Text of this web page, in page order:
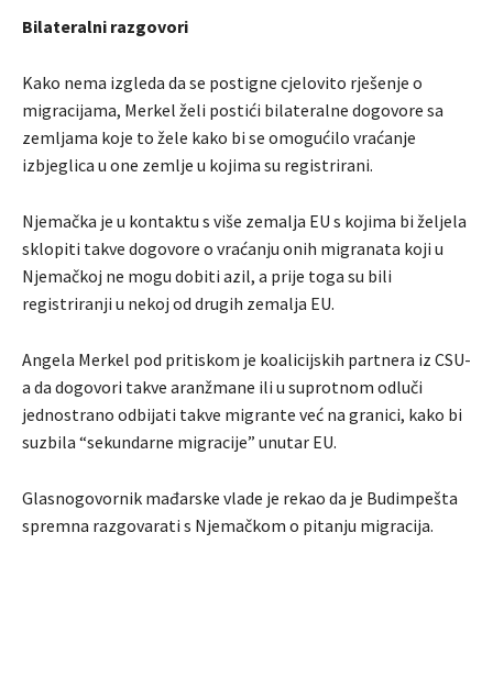
Bilateralni razgovori
Kako nema izgleda da se postigne cjelovito rješenje o
migracijama, Merkel želi postići bilateralne dogovore sa
zemljama koje to žele kako bi se omogućilo vraćanje
izbjeglica u one zemlje u kojima su registrirani.
Njemačka je u kontaktu s više zemalja EU s kojima bi željela
sklopiti takve dogovore o vraćanju onih migranata koji u
Njemačkoj ne mogu dobiti azil, a prije toga su bili
registriranji u nekoj od drugih zemalja EU.
Angela Merkel pod pritiskom je koalicijskih partnera iz CSU-
a da dogovori takve aranžmane ili u suprotnom odluči
jednostrano odbijati takve migrante već na granici, kako bi
suzbila “sekundarne migracije” unutar EU.
Glasnogovornik mađarske vlade je rekao da je Budimpešta
spremna razgovarati s Njemačkom o pitanju migracija.